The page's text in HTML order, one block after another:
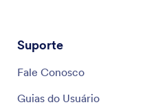
Suporte
Fale Conosco
Guias do Usuário